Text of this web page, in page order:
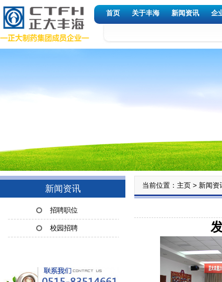
首页 关于丰海 新闻资讯 企
新闻资讯
招聘职位
校园招聘
当前位置： 主页 > 新闻资